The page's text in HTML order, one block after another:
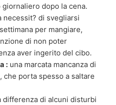
dopo la cena.
necessit? di svegliarsi
per mangiare,
di non poter
aver ingerito del cibo.
: una marcata mancanza di
che porta spesso a saltare
differenza di alcuni disturbi